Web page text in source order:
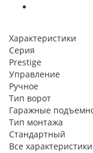
Характеристики
Серия
Prestige
Управление
Ручное
Тип ворот
Гаражные
Тип монтажа
Стандартный
Все характеристики